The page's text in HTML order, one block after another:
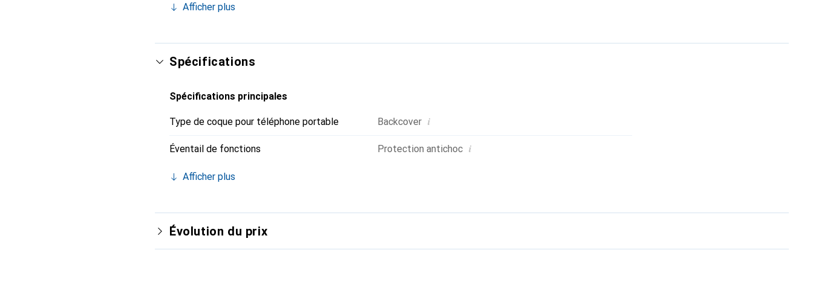
marque Noreve est un choix fiable pour une clientèle exigeante.
Afficher plus
Spécifications
Spécifications principales
Type de coque pour téléphone portable Backcover i
Éventail de fonctions Protection antichoc i
Afficher plus
Évolution du prix